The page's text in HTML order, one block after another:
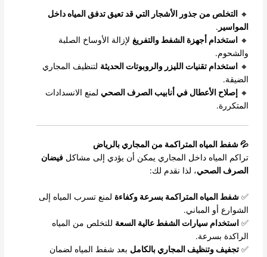
🔸
التخلص من جذور الأشجار التي قد تعيق تدفق المياه داخل
المواسير .
🔸
استخدام أجهزة الشفط والتفريغ لإزالة الأوساخ الصلبة
والشحوم.
🔸
استخدام تقنيات الليزر والروبوتات الحديثة لتنظيف المجاري
الضيقة.
🔸
إصلاح الأعطال في أنابيب الصرف الصحي لمنع الانسدادات
المتكررة.
💦 شفط المياه المتراكمة من المجاري بالرياض
تراكم المياه داخل المجاري يمكن أن يؤدي إلى مشاكلفيضان
الصرف الصحي، لذا نقدم لك:
✅شفط المياه المتراكمة بسرعة وكفاءة لمنع تسرب المياه إلى
الشوارع أو المباني.
✅ استخدام سيارات الشفط عالية السعة للتخلص من المياه
الراكدة بسرعة.
✅تجفيف وتنظيف المجاري بالكامل بعد شفط المياه لضمان